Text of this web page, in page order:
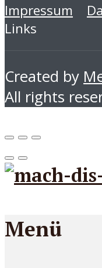
Impressum
Links
Created by
All rights
Menü